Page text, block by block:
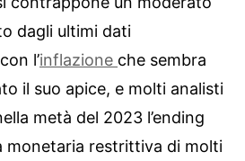
dagli ultimi dati
l’inflazione che sembra
il suo apice, e molti analisti
metà del 2023 l’ending
monetaria restrittiva di molti